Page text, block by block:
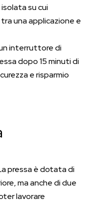
su cui
una applicazione e
interruttore di
dopo 15 minuti di
e risparmio
pressa è dotata di
ma anche di due
lavorare